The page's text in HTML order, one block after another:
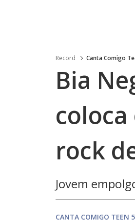
Record Canta Comigo
Bia
rock
Jovem
CANTA COMIGO TEEN 5